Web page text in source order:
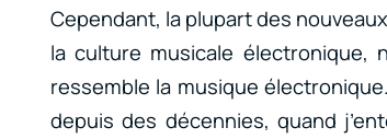
Cependant, la plupart des
la culture musicale électronique,
ressemble la musique
depuis des décennies, quand